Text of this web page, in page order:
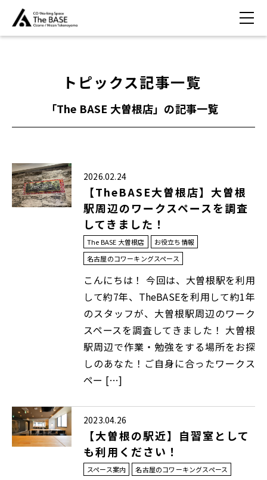
トピックス記事一覧
「The BASE 大曽根店」の記事一覧
2026.02.24
【TheBASE大曽根店】大曽根
駅周辺のワークスペースを調査
してきました！
The BASE 大曽根店
お役立ち情報
名古屋のコワーキングスペース
こんにちは！ 今回は、大曽根駅を利用
して約7年、TheBASEを利用して約1年
のスタッフが、大曽根駅周辺のワーク
スペースを調査してきました！ 大曽根
駅周辺で作業・勉強をする場所をお探
しのあなた！ご自身に合ったワークス
ペー […]
2023.04.26
【大曽根の駅近】自習室として
も利用ください！
スペース案内 名古屋のコワーキングスペース